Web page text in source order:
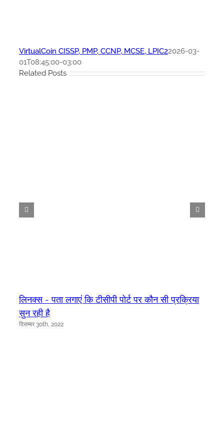
VirtualCoin CISSP, PMP, CCNP, MCSE, LPIC22026-03-
01T08:45:00-03:00
Related Posts
लिनक्स - पता लगाएं कि टीसीपी पोर्ट पर कौन सी प्रक्रिया
सुन रही है
दिसम्बर 30th, 2022